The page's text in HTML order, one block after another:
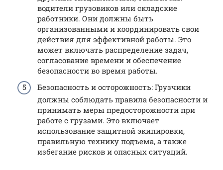
водители грузовиков или складские
работники. Они должны быть
организованными и координировать свои
действия для эффективной работы. Это
может включать распределение задач,
согласование времени и обеспечение
безопасности во время работы.
Безопасность и осторожность: Грузчики
должны соблюдать правила безопасности и
принимать меры предосторожности при
работе с грузами. Это включает
использование защитной экипировки,
правильную технику подъема, а также
избегание рисков и опасных ситуаций.